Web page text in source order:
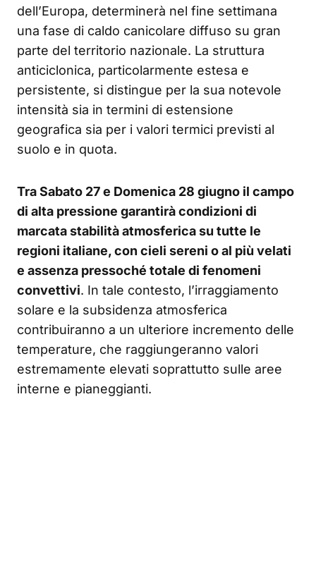
dell’Europa, determinerà nel fine settimana
una fase di caldo canicolare diffuso su gran
parte del territorio nazionale. La struttura
anticiclonica, particolarmente estesa e
persistente, si distingue per la sua notevole
intensità sia in termini di estensione
geografica sia per i valori termici previsti al
suolo e in quota.
Tra Sabato 27 e Domenica 28 giugno il campo
di alta pressione garantirà condizioni di
marcata stabilità atmosferica su tutte le
regioni italiane, con cieli sereni o al più velati
e assenza pressoché totale di fenomeni
convettivi. In tale contesto, l’irraggiamento
solare e la subsidenza atmosferica
contribuiranno a un ulteriore incremento delle
temperature, che raggiungeranno valori
estremamente elevati soprattutto sulle aree
interne e pianeggianti.